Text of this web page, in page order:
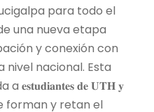
para todo el
una nueva etapa
y conexión con
nivel nacional. Esta
𝐞𝐬𝐭𝐮𝐝𝐢𝐚𝐧𝐭𝐞𝐬 𝐝𝐞 𝐔𝐓𝐇 𝐲
forman y retan el